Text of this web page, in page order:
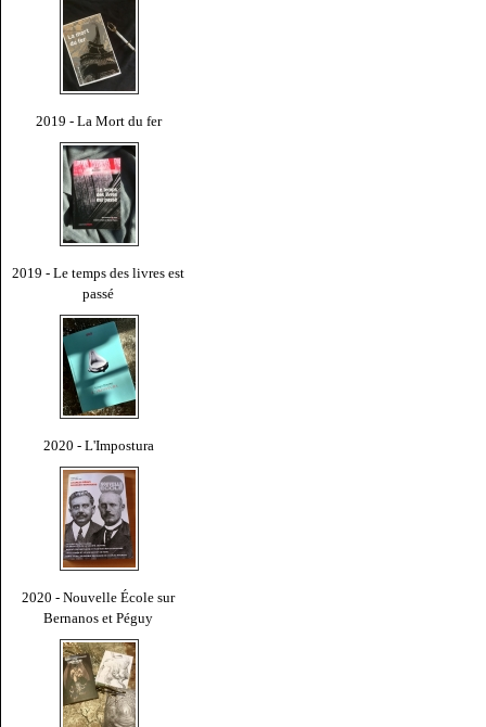
2019 - La Mort du fer
2019 - Le temps des livres est
passé
2020 - L'Impostura
2020 - Nouvelle École sur
Bernanos et Péguy